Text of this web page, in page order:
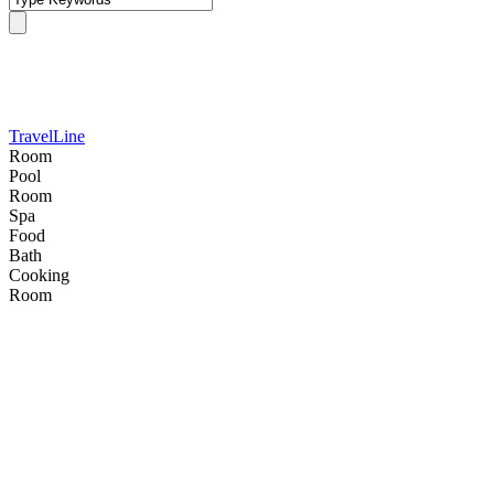
TravelLine
Room
Pool
Room
Spa
Food
Bath
Cooking
Room